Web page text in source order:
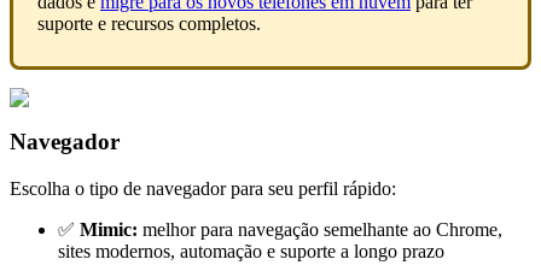
suporte e recursos completos.
Navegador
Escolha o tipo de navegador para seu perfil rápido:
✅ Mimic: melhor para navegação semelhante ao Chrome,
sites modernos, automação e suporte a longo prazo